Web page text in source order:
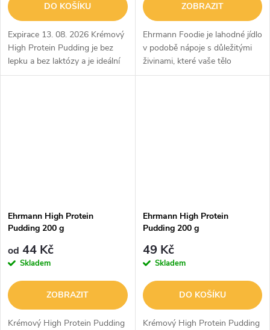
DO KOŠÍKU
Expirace 13. 08. 2026 Krémový
High Protein Pudding je bez
lepku a bez laktózy a je ideální
svačinkou před tréninkem i po
ZOBRAZIT
Ehrmann Foodie je lahodné jídlo
v podobě nápoje s důležitými
živinami, které vaše tělo
potřebuje.
Ehrmann High Protein
Pudding 200 g
od 44 Kč
Skladem
ZOBRAZIT
Krémový High Protein Pudding
Ehrmann High Protein
Pudding 200 g
49 Kč
Skladem
DO KOŠÍKU
Krémový High Protein Pudding